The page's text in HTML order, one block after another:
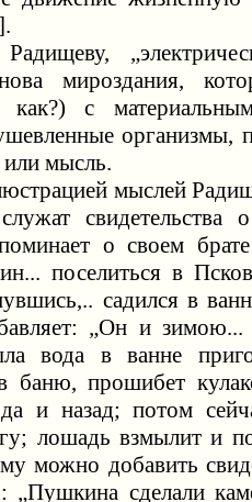
мироздания,
как?) с
организмы,
или мысль.
мыслей
о своем
поселиться в
садился в
„Он и зимою...
вода в ванне
баню, прошибет
да и назад; потом
лошадь взмылит и
можно добавить
сделали